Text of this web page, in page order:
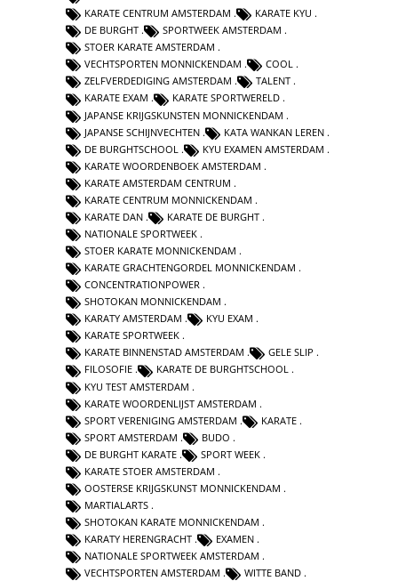
KARATE CENTRUM AMSTERDAM
KARATE KYU
DE BURGHT
SPORTWEEK AMSTERDAM
STOER KARATE AMSTERDAM
VECHTSPORTEN MONNICKENDAM
COOL
ZELFVERDEDIGING AMSTERDAM
TALENT
KARATE EXAM
KARATE SPORTWERELD
JAPANSE KRIJGSKUNSTEN MONNICKENDAM
JAPANSE SCHIJNVECHTEN
KATA WANKAN LEREN
DE BURGHTSCHOOL
KYU EXAMEN AMSTERDAM
KARATE WOORDENBOEK AMSTERDAM
KARATE AMSTERDAM CENTRUM
KARATE CENTRUM MONNICKENDAM
KARATE DAN
KARATE DE BURGHT
NATIONALE SPORTWEEK
STOER KARATE MONNICKENDAM
KARATE GRACHTENGORDEL MONNICKENDAM
CONCENTRATIONPOWER
SHOTOKAN MONNICKENDAM
KARATY AMSTERDAM
KYU EXAM
KARATE SPORTWEEK
KARATE BINNENSTAD AMSTERDAM
GELE SLIP
FILOSOFIE
KARATE DE BURGHTSCHOOL
KYU TEST AMSTERDAM
KARATE WOORDENLIJST AMSTERDAM
SPORT VERENIGING AMSTERDAM
KARATE
SPORT AMSTERDAM
BUDO
DE BURGHT KARATE
SPORT WEEK
KARATE STOER AMSTERDAM
OOSTERSE KRIJGSKUNST MONNICKENDAM
MARTIALARTS
SHOTOKAN KARATE MONNICKENDAM
KARATY HERENGRACHT
EXAMEN
NATIONALE SPORTWEEK AMSTERDAM
VECHTSPORTEN AMSTERDAM
WITTE BAND